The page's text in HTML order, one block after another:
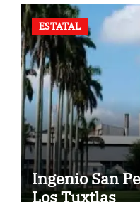
ESTATAL
Ingenio San
Los Tuxtlas